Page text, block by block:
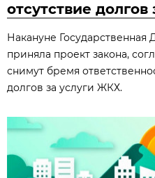
отсутствие
Накануне
приняла проект закона,
снимут бремя
долгов за услуги ЖКХ.